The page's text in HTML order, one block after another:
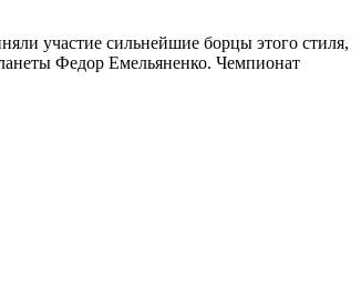
участие сильнейшие борцы этого стиля,
Федор Емельяненко. Чемпионат